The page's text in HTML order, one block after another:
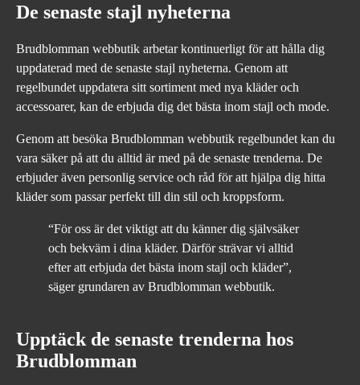
De senaste stajl nyheterna
Brudblomman webbutik arbetar kontinuerligt för att hålla dig
uppdaterad med de senaste stajl nyheterna. Genom att
regelbundet uppdatera sitt sortiment med nya kläder och
accessoarer, kan de erbjuda dig det bästa inom stajl och mode.
Genom att besöka Brudblomman webbutik regelbundet kan du
vara säker på att du alltid är med på de senaste trenderna. De
erbjuder även personlig service och råd för att hjälpa dig hitta
kläder som passar perfekt till din stil och kroppsform.
“För oss är det viktigt att du känner dig självsäker
och bekväm i dina kläder. Därför strävar vi alltid
efter att erbjuda det bästa inom stajl och kläder”,
säger grundaren av Brudblomman webbutik.
Upptäck de senaste trenderna hos
Brudblomman